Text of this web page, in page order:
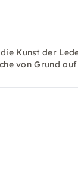
Kunst der
von Grund